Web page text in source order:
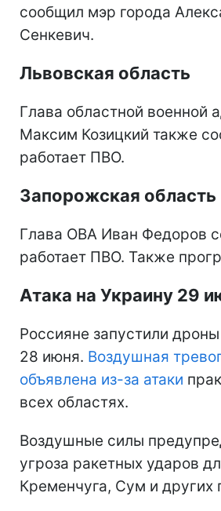
сообщил мэр города
Сенкевич.
Львовская область
Глава областной военной
Максим Козицкий также
работает ПВО.
Запорожская область
Глава ОВА Иван Федоров
работает ПВО. Также
Атака на Украину 29
Россияне запустили
28 июня. Воздушная
объявлена из-за атаки
всех областях.
Воздушные силы
угроза ракетных ударов
Кременчуга, Сум и других